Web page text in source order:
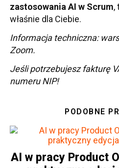
zastosowania AI w Scrum,
właśnie dla Ciebie.
Informacja techniczna:
Zoom.
Jeśli potrzebujesz fakturę
numeru NIP!
PODOBNE
AI w pracy Product